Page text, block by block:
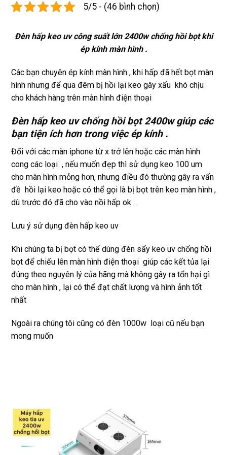
xịn
Rất
tôt
bền
5/5 - (46 bình chọn)
Đèn hấp keo uv công suất lớn 2400w chống hồi bọt khi
ép kính màn hình .
Các bạn chuyên ép kính màn hình , khi hấp đã hết bọt màn
hình nhưng để qua đêm bị hồi lại keo gây xấu khó chịu
cho khách hàng trên màn hình điện thoại
Đèn hấp keo uv chống hồi bọt 2400w giúp các
bạn tiện ích hơn trong việc ép kính .
Đối với các màn iphone từ x trở lên hoặc các màn hình
cong các loại , nếu muốn đẹp thì sử dụng keo 100 um
cho màn hình mỏng hơn, nhưng điều đó thường gây ra vấn
đề hồi lại keo hoặc có thể gọi là bị bọt trên keo màn hình ,
dù trước đó đã cho vào nồi hấp ok .
Lưu ý sử dụng đèn hấp keo uv
Khi chúng ta bị bọt có thể dùng đèn sấy keo uv chống hồi
bọt để chiếu lên màn hình điện thoại giúp các kết tủa lại
đúng theo nguyên lý của hãng mà không gây ra tổn hại gì
cho màn hình , lại có thể đạt chất lượng và hình ảnh tốt
nhất
Ngoài ra chúng tôi cũng có đèn 1000w loại cũ nếu bạn
mong muốn